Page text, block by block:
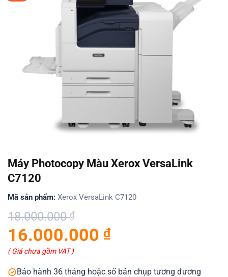
Máy Photocopy Màu Xerox VersaLink
C7120
Mã sản phẩm: Xerox VersaLink C7120
18.000.000₫
Giá
gốc
là:
18.000.000 ₫.
16.000.000 ₫
Giá
hiện
tại
là:
16.000.000 ₫.
( Giá chưa gồm VAT )
Bảo hành 36 tháng hoặc số bản chụp tương đương